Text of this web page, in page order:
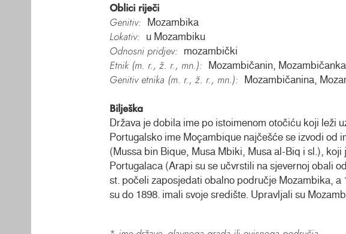
Oblici riječi
Genitiv:
Mozambika
Lokativ: u Mozambiku
Odnosni pridjev: mozambički
Etnik (m. r., ž. r., mn.): Mozambičanin,
Genitiv etnika (m. r., ž. r., mn.): Mozambičanina,
Bilješka
Država je dobila ime po istoimenom otočiću koji leži
Portugalsko ime Moçambique najčešće se izvodi od
(Mussa bin Bique, Musa Mbiki, Musa al-Biq i sl.),
Portugalaca (Arapi su se učvrstili na sjevernoj obali
st. počeli zaposjedati obalno područje Mozambika,
su do 1898. imali svoje središte. Upravljali su